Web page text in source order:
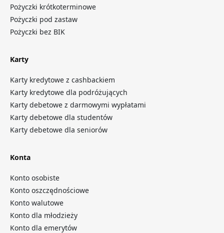
Pożyczki krótkoterminowe
Pożyczki pod zastaw
Pożyczki bez BIK
Karty
Karty kredytowe z cashbackiem
Karty kredytowe dla podróżujących
Karty debetowe z darmowymi wypłatami
Karty debetowe dla studentów
Karty debetowe dla seniorów
Konta
Konto osobiste
Konto oszczędnościowe
Konto walutowe
Konto dla młodzieży
Konto dla emerytów